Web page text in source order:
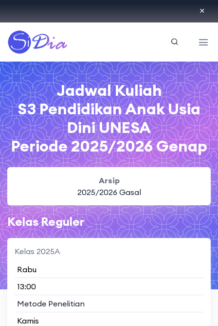
ID
Jadwal Kuliah
S3 Pendidikan Anak Usia
Dini UNESA
Periode 2025/2026 Genap
Arsip
2025/2026 Gasal
Kelas Reguler
Kelas 2025A
Rabu
13:00
Metode Penelitian
Kamis